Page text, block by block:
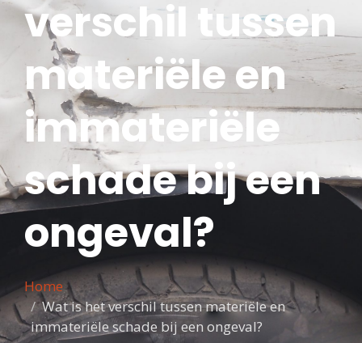
verschil tussen
materiële en
immateriële
schade bij een
ongeval?
Home
Wat is het verschil tussen materiële en
immateriële schade bij een ongeval?